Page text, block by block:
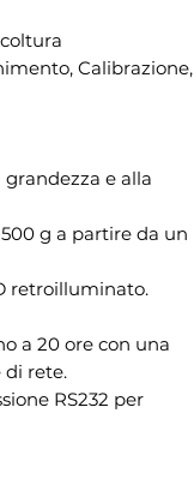
Calibrazione,
e alla
g a partire da un
retroilluminato.
a 20 ore con una
di rete.
RS232 per